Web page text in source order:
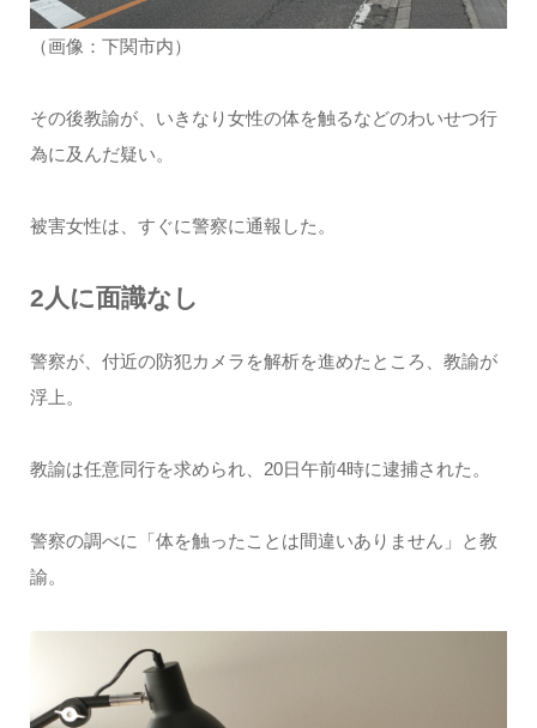
（画像：下関市内）
その後教諭が、いきなり女性の体を触るなどのわいせつ行
為に及んだ疑い。
被害女性は、すぐに警察に通報した。
2人に面識なし
警察が、付近の防犯カメラを解析を進めたところ、教諭が
浮上。
教諭は任意同行を求められ、20日午前4時に逮捕された。
警察の調べに「体を触ったことは間違いありません」と教
諭。